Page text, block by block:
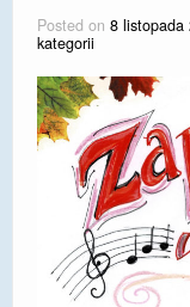
KONTAKT
DLA RODZICÓW
DLA
GALERIA
SPORT
DOSTĘPNOŚĆ
Posted on 8 listopada
kategorii